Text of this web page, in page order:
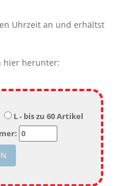
Uhrzeit an und erhältst
hier herunter:
L - bis zu 60 Artikel